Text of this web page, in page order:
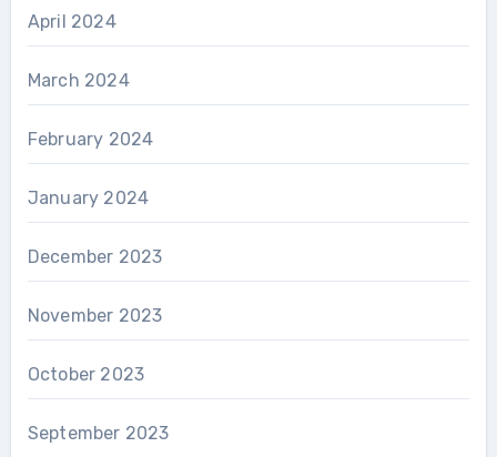
April 2024
March 2024
February 2024
January 2024
December 2023
November 2023
October 2023
September 2023